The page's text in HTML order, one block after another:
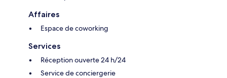
Affaires
Espace de coworking
Services
Réception ouverte 24 h/24
Service de conciergerie